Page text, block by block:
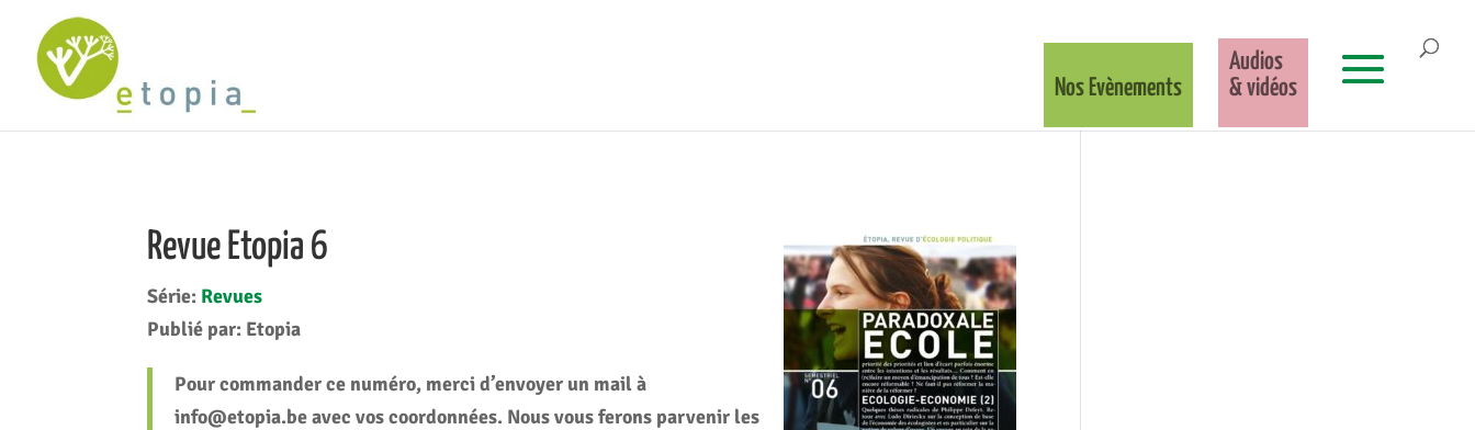
Nos Evènements
Audios
& vidéos
Revue Etopia 6
Série: Revues
Publié par: Etopia
Pour commander ce numéro, merci d’envoyer un mail à
info@etopia.be avec vos coordonnées. Nous vous ferons parvenir les